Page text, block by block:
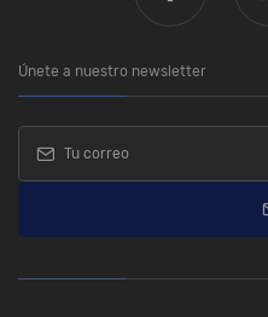
Únete a nuestro newsletter